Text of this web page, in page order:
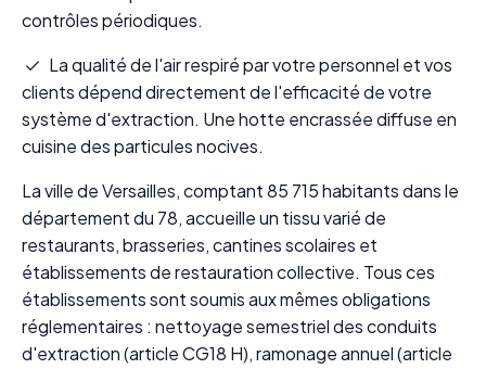
contrôles périodiques.
La qualité de l'air respiré par votre personnel et vos
clients dépend directement de l'efficacité de votre
système d'extraction. Une hotte encrassée diffuse en
cuisine des particules nocives.
La ville de Versailles, comptant 85 715 habitants dans le
département du 78, accueille un tissu varié de
restaurants, brasseries, cantines scolaires et
établissements de restauration collective. Tous ces
établissements sont soumis aux mêmes obligations
réglementaires : nettoyage semestriel des conduits
d'extraction (article CG18 H), ramonage annuel (article